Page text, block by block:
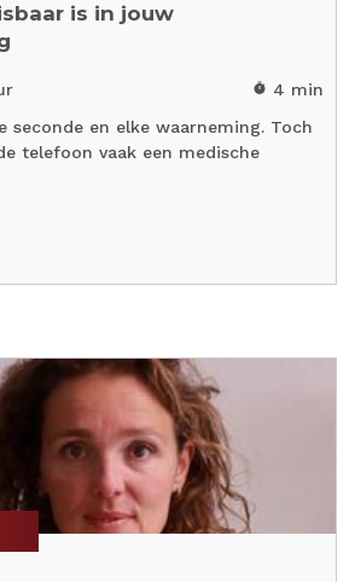
is in jouw
timer 4 min
seconde en elke waarneming. Toch
telefoon vaak een medische